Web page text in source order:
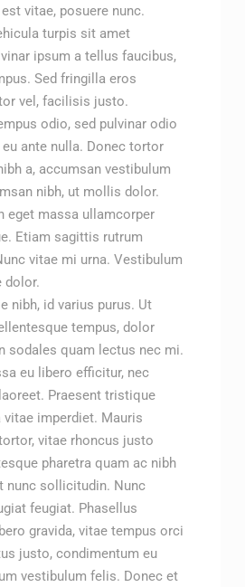
vitae, posuere nunc.
turpis sit amet
ipsum a tellus faucibus,
Sed fringilla eros
vel, facilisis justo.
odio, sed pulvinar odio
ante nulla. Donec tortor
a, accumsan vestibulum
nibh, ut mollis dolor.
eget massa ullamcorper
Etiam sagittis rutrum
vitae mi urna. Vestibulum
dolor.
nibh, id varius purus. Ut
tempus, dolor
sodales quam lectus nec mi.
eu libero efficitur, nec
Praesent tristique
imperdiet. Mauris
vitae rhoncus justo
pharetra quam ac nibh
nunc sollicitudin. Nunc
feugiat. Phasellus
gravida, vitae tempus orci
justo, condimentum eu
vestibulum felis. Donec et